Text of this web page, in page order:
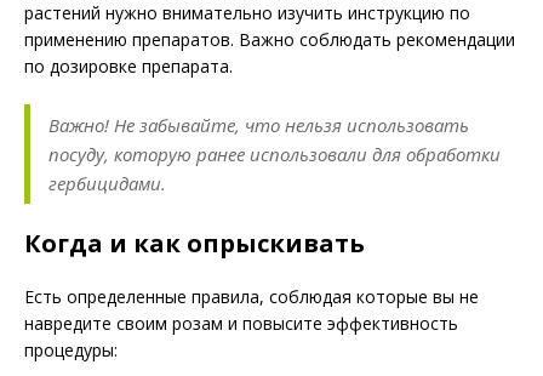
растений нужно внимательно изучить инструкцию по
применению препаратов. Важно соблюдать рекомендации
по дозировке препарата.
Важно! Не забывайте, что нельзя использовать
посуду, которую ранее использовали для обработки
гербицидами.
Когда и как опрыскивать
Есть определенные правила, соблюдая которые вы не
навредите своим розам и повысите эффективность
процедуры: